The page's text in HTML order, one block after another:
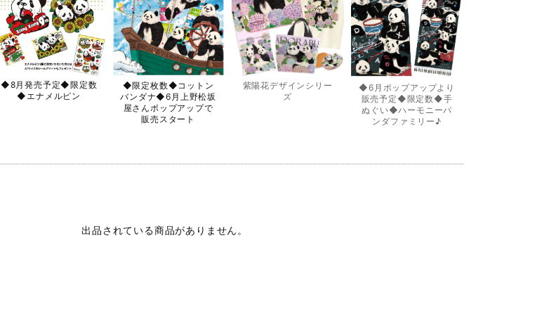
◆8月発売予定◆限定数
◆エナメルピン
◆限定枚数◆コットン
バンダナ◆6月上野松坂
屋さんポップアップで
販売スタート
紫陽花デザインシリー
ズ
◆6月ポップアップより
販売予定◆限定数◆手
ぬぐい◆ハーモニーパ
ンダファミリー♪
出品されている商品がありません。